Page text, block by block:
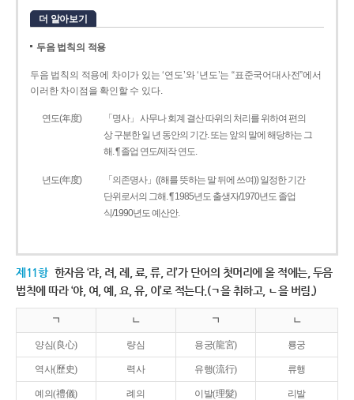
더 알아보기
두음 법칙의 적용
두음 법칙의 적용에 차이가 있는 ‘연도’와 ‘년도’는 “표준국어대사전”에서
이러한 차이점을 확인할 수 있다.
연도(年度)
「명사」 사무나 회계 결산 따위의 처리를 위하여 편의
상 구분한 일 년 동안의 기간. 또는 앞의 말에 해당하는 그
해. ¶ 졸업 연도/제작 연도.
년도(年度)
「의존명사」((해를 뜻하는 말 뒤에 쓰여)) 일정한 기간
단위로서의 그해. ¶ 1985년도 출생자/1970년도 졸업
식/1990년도 예산안.
제11항 한자음 ‘랴, 려, 례, 료, 류, 리’가 단어의 첫머리에 올 적에는, 두음
법칙에 따라 ‘야, 여, 예, 요, 유, 이’로 적는다.(ㄱ을 취하고, ㄴ을 버림.)
ㄱ ㄴ ㄱ ㄴ
양심(良心) 량심 용궁(龍宮) 룡궁
역사(歷史) 력사 유행(流行) 류행
예의(禮儀) 례의 이발(理髮) 리발